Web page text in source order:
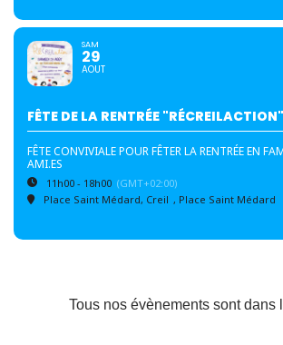
SAM
29
AOUT
FÊTE DE LA RENTRÉE
FÊTE CONVIVIALE POUR FÊTER LA RENTRÉE EN
AMI.ES
11h00 - 18h00 (GMT+02:00)
Place Saint Médard, Creil , Place Saint Médard
Tous nos évènements sont dans